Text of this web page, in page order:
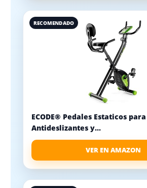
RECOMENDADO
ECODE® Pedales Estaticos
Antideslizantes y...
VER EN AMAZON